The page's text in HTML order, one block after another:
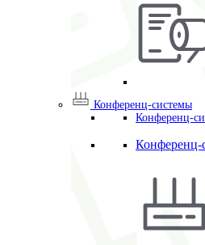
Конференц-системы
Конференц-
Конференц-